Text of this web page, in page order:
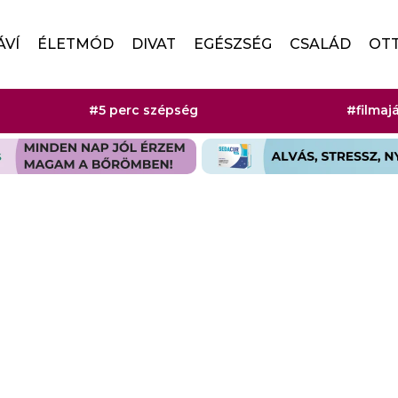
ÉLETMÓD DIVAT EGÉSZSÉG CSALÁD
#5 perc szépség